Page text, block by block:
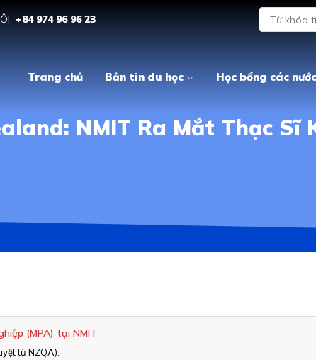
+84 974 96 96 23
Trang chủ Bản tin du học Học bổng các nước
NMIT Ra Mắt Thạc Sĩ
(MPA) tại NMIT
từ NZQA):